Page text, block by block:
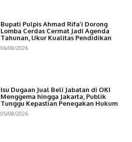
Bupati Pulpis Ahmad Rifa’i Dorong
Lomba Cerdas Cermat Jadi Agenda
Tahunan, Ukur Kualitas Pendidikan
06/08/2026
Isu Dugaan Jual Beli Jabatan di OKI
Menggema hingga Jakarta, Publik
Tunggu Kepastian Penegakan Hukum
05/08/2026